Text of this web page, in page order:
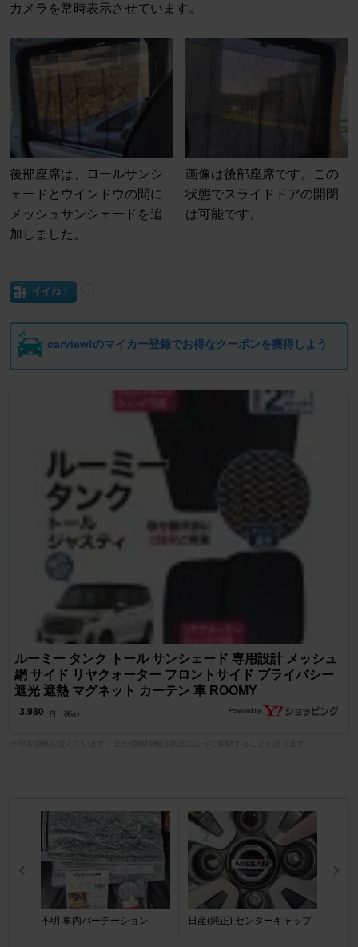
カメラを常時表示させています。
後部座席は、ロールサンシ
ェードとウインドウの間に
メッシュサンシェードを追
加しました。
画像は後部座席です。この
状態でスライドドアの開閉
は可能です。
イイね！
carview!のマイカー登録でお得なクーポンを獲得しよう
ルーミー タンク トール サンシェード 専用設計 メッシュ
網 サイド リヤクォーター フロントサイド プライバシー
遮光 遮熱 マグネット カーテン 車 ROOMY
3,980 円 （税込）
不明 車内パーテーション 日産(純正) センターキャップ